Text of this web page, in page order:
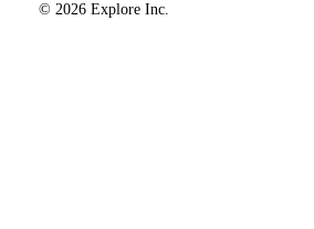
© 2026 Explore Inc.